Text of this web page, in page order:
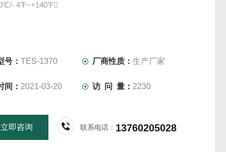
4℉~+140℉
号： TES-1370 厂商性质：生产厂家
间： 2021-03-20 访 问 量： 2230
立即咨询 联系电话： 13760205028